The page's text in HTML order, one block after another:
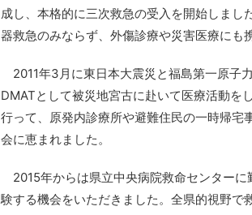
成し、本格的に三次救急の受入を開始しま
器救急のみならず、外傷診療や災害医療にも
2011年3月に東日本大震災と福島第一原子
DMATとして被災地宮古に赴いて医療活動を
行って、原発内診療所や避難住民の一時帰
会に恵まれました。
2015年からは県立中央病院救命センター
験する機会をいただきました。全県的視野で